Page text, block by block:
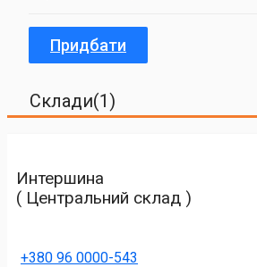
Придбати
Склади(1)
Интершина
( Центральний склад )
+380 96 0000-543